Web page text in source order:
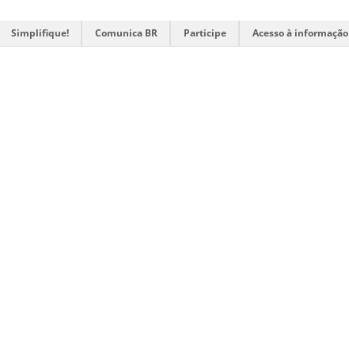
Simplifique! Comunica BR Participe Acesso à informação